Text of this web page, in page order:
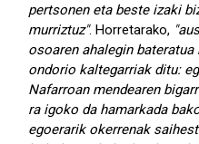
pertsonen eta beste izaki
murriztuz". Horretarako,
osoaren ahalegin bateratua
ondorio kaltegarriak ditu:
Nafarroan mendearen
ra igoko da hamarkada
egoerarik okerrenak